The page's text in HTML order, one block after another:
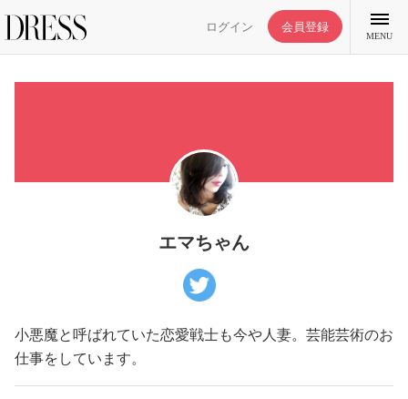
ログイン 会員登録
MENU
ファッション
恋愛/結婚/離婚
エマちゃん
小悪魔と呼ばれていた恋愛戦士も今や人妻。芸能芸術のお
仕事をしています。